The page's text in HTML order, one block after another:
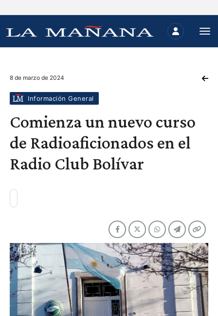
8 de marzo de 2024
Información General
Comienza un nuevo curso
de Radioaficionados en el
Radio Club Bolívar